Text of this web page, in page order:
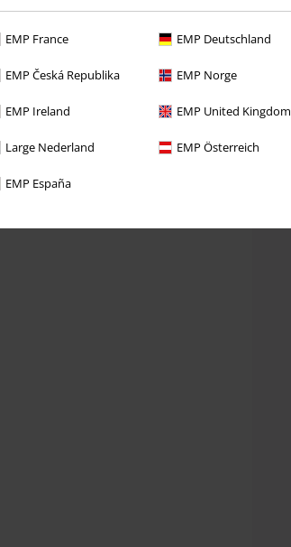
EMP France EMP Deutschland
EMP Česká Republika EMP Norge
EMP Ireland EMP United Kingdom
Large Nederland EMP Österreich
EMP España